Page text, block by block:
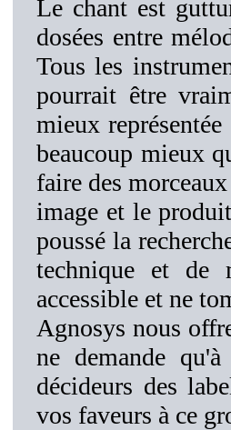
Le chant est
dosées entre
Tous les
pourrait être
mieux
beaucoup mieux
faire des
image et le
poussé la
technique et de
accessible et ne
Agnosys nous
ne demande
décideurs des
vos faveurs à ce